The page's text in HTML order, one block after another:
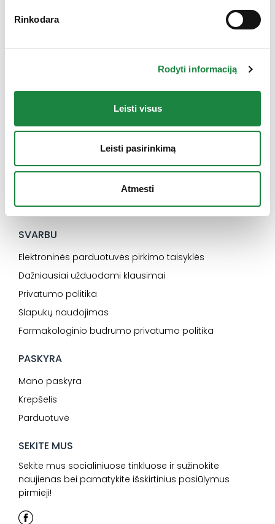
Rinkodara
Rodyti informaciją
Leisti visus
Leisti pasirinkimą
Atmesti
INFORMACIJA
Kontaktai
Karjera
SVARBU
Elektroninės parduotuvės pirkimo taisyklės
Dažniausiai užduodami klausimai
Privatumo politika
Slapukų naudojimas
Farmakologinio budrumo privatumo politika
PASKYRA
Mano paskyra
Krepšelis
Parduotuvė
SEKITE MUS
Sekite mus socialiniuose tinkluose ir sužinokite
naujienas bei pamatykite išskirtinius pasiūlymus
pirmieji!